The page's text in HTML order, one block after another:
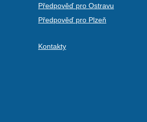
Předpověď pro Ostravu
Předpověď pro Plzeň
Kontakty